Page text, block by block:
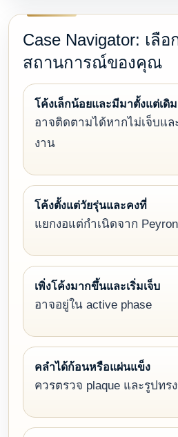
Case Navigator: เลื
สถานการณ์ของคุณ
โค้งเล็กน้อยและมีมาตั้งแต่เดิม
อาจติดตามได้หากไม่เจ็บแล
งาน
โค้งตั้งแต่วัยรุ่นและคงที่
แยกงอแต่กำเนิดจาก
เพิ่งโค้งมากขึ้นและเริ่มเจ็บ
อาจอยู่ใน active phase
คลำได้ก้อนหรือแผ่นแข็ง
ควรตรวจ plaque และรูปท